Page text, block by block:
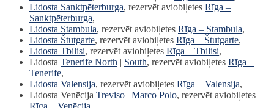
Lidosta Sanktpēterburga, rezervēt aviobiļetes Rīga –
Sanktpēterburga,
Lidosta Stambula, rezervēt aviobiļetes Rīga – Stambula,
Lidosta Štutgarte, rezervēt aviobiļetes Rīga – Štutgarte,
Lidosta Tbilisi, rezervēt aviobiļetes Rīga – Tbilisi,
Lidosta Tenerife North South, rezervēt aviobiļetes Rīga –
Tenerife,
Lidosta Valensija, rezervēt aviobiļetes Rīga – Valensija,
Lidosta Venēcija Treviso Marco Polo, rezervēt aviobiļetes